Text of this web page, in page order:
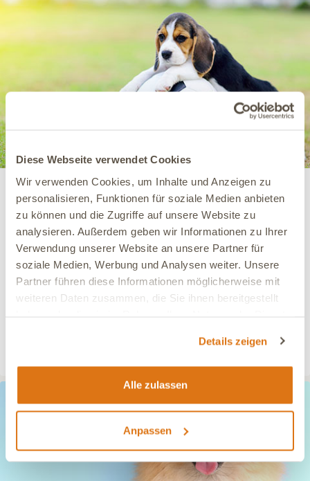
Diese Webseite verwendet Cookies
Wir verwenden Cookies, um Inhalte und Anzeigen zu
personalisieren, Funktionen für soziale Medien anbieten
zu können und die Zugriffe auf unsere Website zu
analysieren. Außerdem geben wir Informationen zu Ihrer
Verwendung unserer Website an unsere Partner für
soziale Medien, Werbung und Analysen weiter. Unsere
Partner führen diese Informationen möglicherweise mit
weiteren Daten zusammen, die Sie ihnen bereitgestellt
Details zeigen
Alle zulassen
Anpassen
Alles stabil? Warum die Darmwand
Bewegung braucht.
Die Darmwand ist täglich gefordert: Sie muss Nährstoffe
durchlassen und gleichzeitig unerwünschte Stoffe draußen
halten. Eine ausgewogene, faserreiche Ernährung kann
dazu beitragen, die natürliche Beweglichkeit und Funktion
der Darmwand zu erhalten.Unverdauliche Rohfasern – wie
sie in vielen pflanzlichen Zutaten enthalten sind – können